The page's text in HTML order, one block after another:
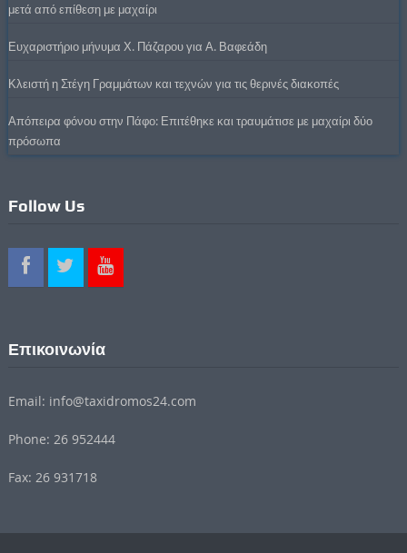
μετά από επίθεση με μαχαίρι
Ευχαριστήριο μήνυμα Χ. Πάζαρου για Α. Βαφεάδη
Κλειστή η Στέγη Γραμμάτων και τεχνών για τις θερινές διακοπές
Απόπειρα φόνου στην Πάφο: Επιτέθηκε και τραυμάτισε με μαχαίρι δύο
πρόσωπα
Follow Us
Επικοινωνία
Email: info@taxidromos24.com
Phone: 26 952444
Fax: 26 931718